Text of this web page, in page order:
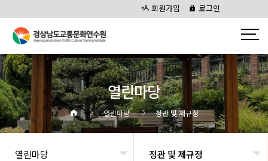
회원가입 로그인
열린마당
열린마당 정관 및 제규정
열린마당 정관 및 제규정